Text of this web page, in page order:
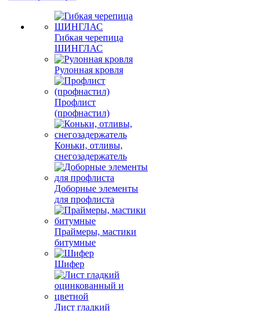
Гибкая черепица
ШИНГЛАС
Рулонная кровля
Профлист
(профнастил)
Коньки, отливы,
снегозадержатель
Доборные элементы
для профлиста
Праймеры, мастики
битумные
Шифер
Лист гладкий